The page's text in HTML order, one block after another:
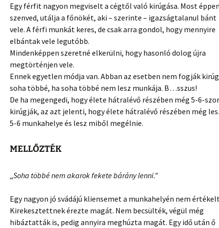
Egy férfit nagyon megviselt a cégtől való kirúgása. Most
szenved, utálja a főnökét, aki – szerinte – igazságtalanul bánt
vele. A férfi munkát keres, de csak arra gondol, hogy mennyire
elbántak vele legutóbb.
Mindenképpen szeretné elkerülni, hogy hasonló dolog újra
megtörténjen vele.
Ennek egyetlen módja van. Abban az esetben nem fogják
soha többé, ha soha többé nem lesz munkája. B…sszus!
De ha megengedi, hogy élete hátralévő részében még 5-6-szor
kirúgják, az azt jelenti, hogy élete hátralévő részében még
5-6 munkahelye és lesz miből megélnie.
MELLŐZTÉK
Soha többé nem akarok fekete bárány lenni.”
Egy nagyon jó svádájú kliensemet a munkahelyén nem
Kirekesztettnek érezte magát. Nem becsülték, végül még
hibáztatták is, pedig annyira meghúzta magát. Egy idő után ő